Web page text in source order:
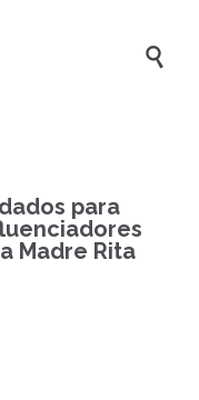

para
Madre Rita